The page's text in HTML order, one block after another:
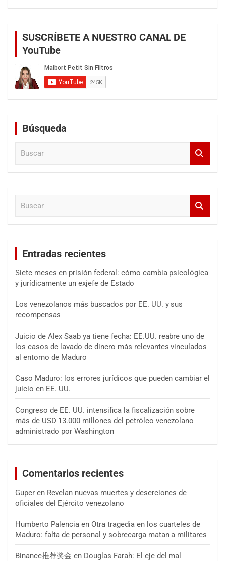
SUSCRÍBETE A NUESTRO CANAL DE
YouTube
Búsqueda
Entradas recientes
Siete meses en prisión federal: cómo cambia psicológica
y jurídicamente un exjefe de Estado
Los venezolanos más buscados por EE. UU. y sus
recompensas
Juicio de Alex Saab ya tiene fecha: EE.UU. reabre uno de
los casos de lavado de dinero más relevantes vinculados
al entorno de Maduro
Caso Maduro: los errores jurídicos que pueden cambiar el
juicio en EE. UU.
Congreso de EE. UU. intensifica la fiscalización sobre
más de USD 13.000 millones del petróleo venezolano
administrado por Washington
Comentarios recientes
Guper en Revelan nuevas muertes y deserciones de
oficiales del Ejército venezolano
Humberto Palencia en Otra tragedia en los cuarteles de
Maduro: falta de personal y sobrecarga matan a militares
Binance推荐奖金 en Douglas Farah: El eje del mal